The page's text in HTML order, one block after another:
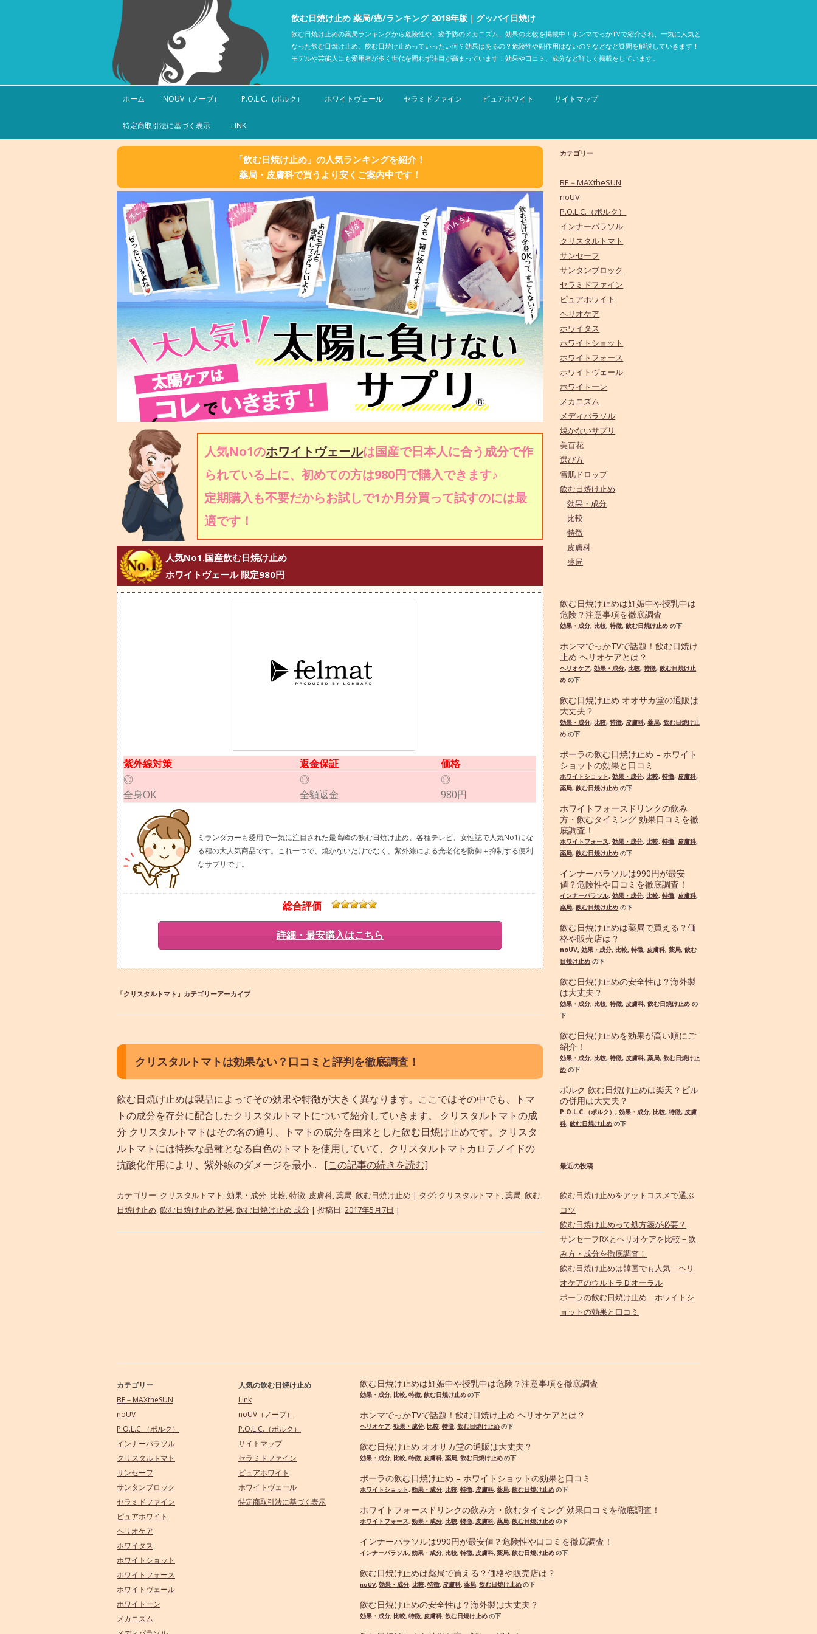
飲む日焼け止め 薬局/癌/ランキング 2018年版｜グッバイ日焼け
飲む日焼け止めの薬局ランキングから危険性や、癌予防のメカニズム、効果の比較を掲載中！ホンマでっかTVで紹介され、一気に人気と
なった飲む日焼け止め。飲む日焼け止めっていったい何？効果はあるの？危険性や副作用はないの？などなど疑問を解説していきます！
モデルや芸能人にも愛用者が多く世代を問わず注目が高まっています！効果や口コミ、成分など詳しく掲載をしています。
コンテンツへスキップ
ホーム NOUV（ノーブ） P.O.L.C.（ポルク） ホワイトヴェール セラミドファイン ピュアホワイト サイトマップ
特定商取引法に基づく表示 LINK
「飲む日焼け止め」の人気ランキングを紹介！
薬局・皮膚科で買うより安くご案内中です！
人気No1のホワイトヴェールは国産で日本人に合う成分で作
られている上に、初めての方は980円で購入できます♪
定期購入も不要だからお試しで1か月分買って試すのには最
適です！
人気No1.国産飲む日焼け止め
ホワイトヴェール 限定980円
紫外線対策 返金保証
価格
◎
全身OK
◎
全額返金
◎
980円
ミランダカーも愛用で一気に注目された最高峰の飲む日焼け止め、各種テレビ、女性誌で人気No1にな
る程の大人気商品です。これ一つで、焼かないだけでなく、紫外線による光老化を防御＋抑制する便利
なサプリです。
総合評価
詳細・最安購入はこちら
「クリスタルトマト 」カテゴリーアーカイブ
クリスタルトマトは効果ない？口コミと評判を徹底調査！
飲む日焼け止めは製品によってその効果や特徴が大きく異なります。ここではその中でも、トマ
トの成分を存分に配合したクリスタルトマトについて紹介していきます。 クリスタルトマトの成
分 クリスタルトマトはその名の通り、トマトの成分を由来とした飲む日焼け止めです。クリスタ
ルトマトには特殊な品種となる白色のトマトを使用していて、クリスタルトマトカロテノイドの
抗酸化作用により、紫外線のダメージを最小... [この記事の続きを読む]
カテゴリー: クリスタルトマト ,効果・成分, 比較,特徴, 皮膚科,薬局,飲む日焼け止め | タグ: クリスタルトマト ,薬局,飲む
日焼け止め,飲む日焼け止め 効果,飲む日焼け止め 成分 | 投稿日: 2017年5月7日 |
カテゴリー
BE－MAXtheSUN
noUV
P.O.L.C.（ポルク）
インナーパラソル
クリスタルトマト
サンセーフ
サンタンブロック
セラミドファイン
ピュアホワイト
ヘリオケア
ホワイタス
ホワイトショット
ホワイトフォース
ホワイトヴェール
ホワイトーン
メカニズム
メディパラソル
焼かないサプリ
美百花
選び方
雪肌ドロップ
飲む日焼け止め
効果・成分
比較
特徴
皮膚科
薬局
飲む日焼け止めは妊娠中や授乳中は
危険？注意事項を徹底調査
効果・成分, 比較,特徴,飲む日焼け止め の下
ホンマでっかTVで話題！飲む日焼け
止め ヘリオケアとは？
ヘリオケア,効果・成分, 比較,特徴,飲む日焼け止
め の下
飲む日焼け止め オオサカ堂の通販は
大丈夫？
効果・成分, 比較,特徴, 皮膚科,薬局,飲む日焼け止
め の下
ポーラの飲む日焼け止め – ホワイト
ショットの効果と口コミ
ホワイトショット,効果・成分, 比較,特徴, 皮膚科,
薬局,飲む日焼け止め の下
ホワイトフォースドリンクの飲み
方・飲むタイミング 効果口コミを徹
底調査！
ホワイトフォース,効果・成分, 比較,特徴, 皮膚科,
薬局,飲む日焼け止め の下
インナーパラソルは990円が最安
値？危険性や口コミを徹底調査！
インナーパラソル,効果・成分, 比較,特徴, 皮膚科,
薬局,飲む日焼け止め の下
飲む日焼け止めは薬局で買える？価
格や販売店は？
noUV,効果・成分, 比較,特徴, 皮膚科,薬局,飲む
日焼け止め の下
飲む日焼け止めの安全性は？海外製
は大丈夫？
効果・成分, 比較,特徴, 皮膚科,飲む日焼け止め の
下
飲む日焼け止めを効果が高い順にご
紹介！
効果・成分, 比較,特徴, 皮膚科,薬局,飲む日焼け止
め の下
ポルク 飲む日焼け止めは楽天？ピル
の併用は大丈夫？
P.O.L.C.（ポルク）,効果・成分, 比較,特徴, 皮膚
科,飲む日焼け止め の下
最近の投稿
飲む日焼け止めをアットコスメで選ぶ
コツ
飲む日焼け止めって処方箋が必要？
サンセーフRXとヘリオケアを比較 – 飲
み方・成分を徹底調査！
飲む日焼け止めは韓国でも人気 – ヘリ
オケアのウルトラＤオーラル
ポーラの飲む日焼け止め – ホワイトシ
ョットの効果と口コミ
カテゴリー
BE－MAXtheSUN
noUV
P.O.L.C.（ポルク）
インナーパラソル
クリスタルトマト
サンセーフ
サンタンブロック
セラミドファイン
ピュアホワイト
ヘリオケア
ホワイタス
ホワイトショット
ホワイトフォース
ホワイトヴェール
ホワイトーン
メカニズム
人気の飲む日焼け止め
Link
noUV（ノーブ）
P.O.L.C.（ポルク）
サイトマップ
セラミドファイン
ピュアホワイト
ホワイトヴェール
特定商取引法に基づく表示
飲む日焼け止めは妊娠中や授乳中は危険？注意事項を徹底調査
効果・成分, 比較, 特徴, 飲む日焼け止めの下
ホンマでっかTVで話題！飲む日焼け止め ヘリオケアとは？
ヘリオケア, 効果・成分, 比較, 特徴, 飲む日焼け止めの下
飲む日焼け止め オオサカ堂の通販は大丈夫？
効果・成分, 比較, 特徴, 皮膚科, 薬局, 飲む日焼け止めの下
ポーラの飲む日焼け止め – ホワイトショットの効果と口コミ
ホワイトショット, 効果・成分, 比較, 特徴, 皮膚科, 薬局, 飲む日焼け止めの下
ホワイトフォースドリンクの飲み方・飲むタイミング 効果口コミを徹底調査！
ホワイトフォース, 効果・成分, 比較, 特徴, 皮膚科, 薬局, 飲む日焼け止めの下
インナーパラソルは990円が最安値？危険性や口コミを徹底調査！
インナーパラソル, 効果・成分, 比較, 特徴, 皮膚科, 薬局, 飲む日焼け止めの下
飲む日焼け止めは薬局で買える？価格や販売店は？
noUV, 効果・成分, 比較, 特徴, 皮膚科, 薬局, 飲む日焼け止めの下
飲む日焼け止めの安全性は？海外製は大丈夫？
効果・成分, 比較, 特徴, 皮膚科, 飲む日焼け止めの下